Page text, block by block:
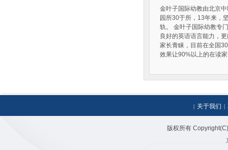
金叶子国际幼教由北京
园所30于所，13年来，
轨。 金叶子国际幼教专
良好的英语语言能力，
家长青睐，目前在全国
效果让90%以上的在读
| 关于我们 |
版权所有